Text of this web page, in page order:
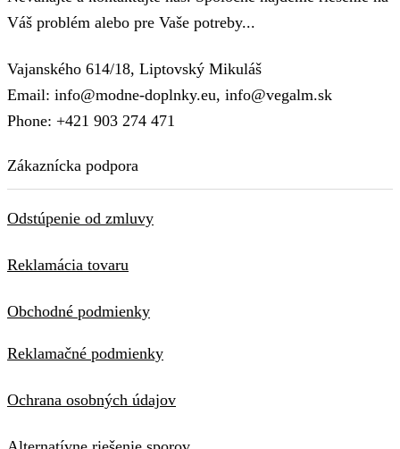
Váš problém alebo pre Vaše potreby...
Vajanského 614/18, Liptovský Mikuláš
Email: info@modne-doplnky.eu, info@vegalm.sk
Phone: +421 903 274 471
Zákaznícka podpora
Odstúpenie od zmluvy
Reklamácia tovaru
Obchodné podmienky
Reklamačné podmienky
Ochrana osobných údajov